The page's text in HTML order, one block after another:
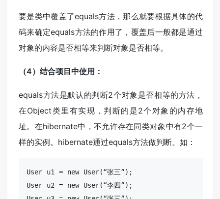
要是类中覆盖了equals方法，那么就要根据具体的代
码来确定equals方法的作用了，覆盖后一般都是通过
对象的内容是否相等来判断对象是否相等。
（4）结合项目中使用：
equals方法是默认的判断2个对象是否相等的方法，
在Object类里有实现，判断的是2个对象的内存地
址。在hibernate中，不允许存在同类对象中有2个一
样的实例。hibernate通过equals方法做判断。如：
User u1 = new User(“张三”);
User u2 = new User(“李四”);